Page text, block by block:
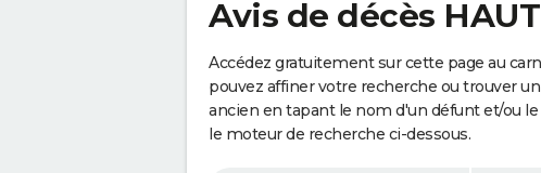
Avis de décès
Accédez gratuitement sur cette page au
pouvez affiner votre recherche ou trouver
ancien en tapant le nom d'un défunt et/ou
le moteur de recherche ci-dessous.